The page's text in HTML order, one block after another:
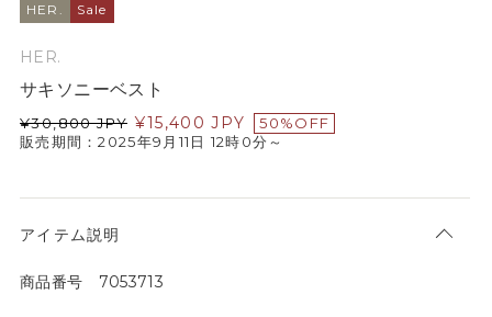
HER. Sale
HER.
サキソニーベスト
¥30,800 JPY ¥15,400 JPY
50%OFF
販売期間：2025年9月11日 12時0分～
アイテム説明
商品番号 7053713